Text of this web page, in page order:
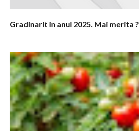
Gradinarit in anul 2025. Mai merita ?